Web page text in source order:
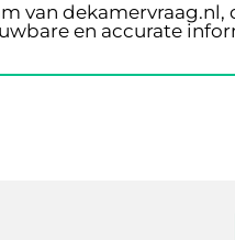
van dekamervraag.nl,
en accurate